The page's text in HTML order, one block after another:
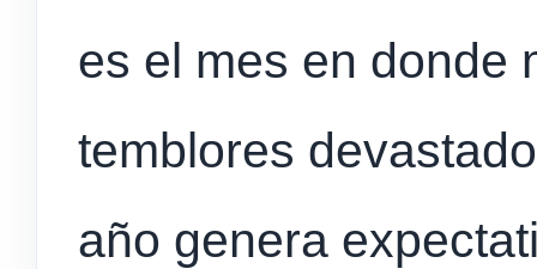
es el mes en donde
temblores
año genera